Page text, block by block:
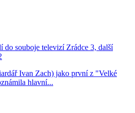
do souboje televizí Zrádce 3, další
Ivan Zach) jako první z "Velké
hlavní...